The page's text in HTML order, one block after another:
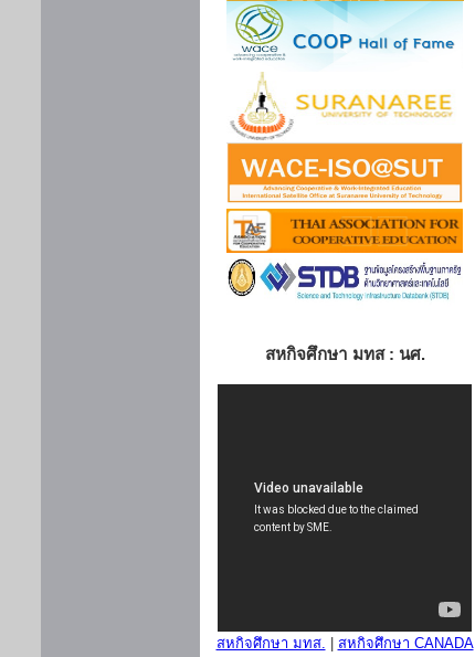
สหกิจศึกษา มทส : นศ.
สหกิจศึกษา มทส.
สหกิจศึกษา CANADA